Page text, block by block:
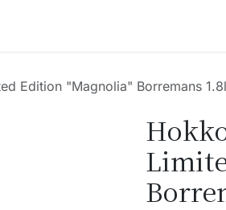
Edition "Magnolia" Borremans 1.8l